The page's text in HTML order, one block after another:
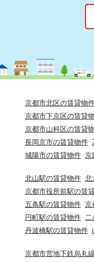
京都市北区の賃貸物
京都市下京区の賃貸
京都市山科区の賃貸
長岡京市の賃貸物件
城陽市の賃貸物件 京
北山駅の賃貸物件 北
京都市役所前駅の賃
五条駅の賃貸物件 京
円町駅の賃貸物件
丹波橋駅の賃貸物件
京都市営地下鉄烏丸